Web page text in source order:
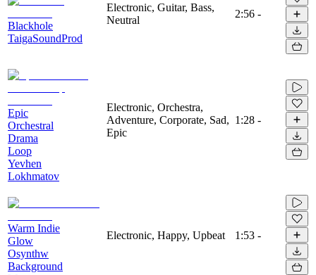
Blackhole
TaigaSoundProd
Electronic, Guitar, Bass,
Neutral
2:56 -
Epic
Orchestral
Drama
Loop
Yevhen
Lokhmatov
Electronic, Orchestra,
Adventure, Corporate, Sad,
Epic
1:28 -
Warm Indie
Glow
Osynthw
Background
Electronic, Happy, Upbeat 1:53 -